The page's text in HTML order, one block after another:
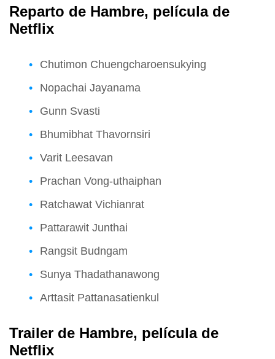
Reparto de Hambre, película de
Netflix
Chutimon Chuengcharoensukying
Nopachai Jayanama
Gunn Svasti
Bhumibhat Thavornsiri
Varit Leesavan
Prachan Vong-uthaiphan
Ratchawat Vichianrat
Pattarawit Junthai
Rangsit Budngam
Sunya Thadathanawong
Arttasit Pattanasatienkul
Trailer de Hambre, película de
Netflix